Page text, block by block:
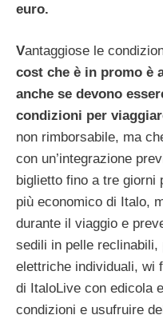
euro.
Vantaggiose le
cost che è in promo è
anche se devono
condizioni per
non rimborsabile, ma
con un’integrazione
biglietto fino a tre giorni
più economico di Italo,
durante il viaggio e
sedili in pelle reclinabili,
elettriche individuali, wi
di ItaloLive con edicola
condizioni e usufruire